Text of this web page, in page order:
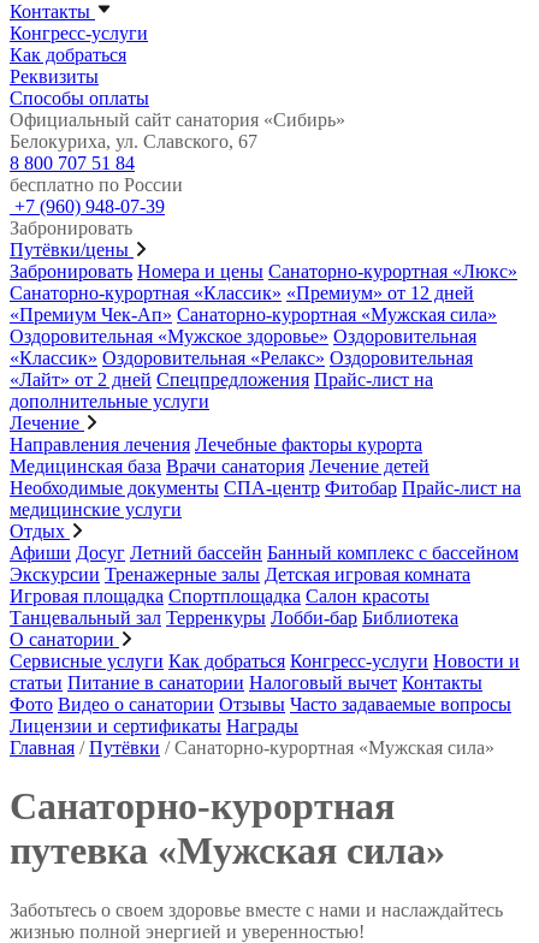
Контакты
Конгресс-услуги
Как добраться
Реквизиты
Способы оплаты
Официальный сайт санатория «Сибирь»
Белокуриха, ул. Славского, 67
8 800 707 51 84
бесплатно по России
+7 (960) 948-07-39
Забронировать
Путёвки/цены
Забронировать Номера и цены Санаторно-курортная «Люкс»
Санаторно-курортная «Классик» «Премиум» от 12 дней
«Премиум Чек-Ап» Санаторно-курортная «Мужская сила»
Оздоровительная «Мужское здоровье» Оздоровительная
«Классик» Оздоровительная «Релакс» Оздоровительная
«Лайт» от 2 дней Спецпредложения Прайс-лист на
дополнительные услуги
Лечение
Направления лечения Лечебные факторы курорта
Медицинская база Врачи санатория Лечение детей
Необходимые документы СПА-центр Фитобар Прайс-лист на
медицинские услуги
Отдых
Афиши Досуг Летний бассейн Банный комплекс с бассейном
Экскурсии Тренажерные залы Детская игровая комната
Игровая площадка Спортплощадка Салон красоты
Танцевальный зал Терренкуры Лобби-бар Библиотека
О санатории
Сервисные услуги Как добраться Конгресс-услуги Новости и
статьи Питание в санатории Налоговый вычет Контакты
Фото Видео о санатории Отзывы Часто задаваемые вопросы
Лицензии и сертификаты Награды
Главная /Путёвки /Санаторно-курортная «Мужская сила»
Санаторно-курортная
путевка «Мужская сила»
Заботьтесь о своем здоровье вместе с нами и наслаждайтесь
жизнью полной энергией и уверенностью!